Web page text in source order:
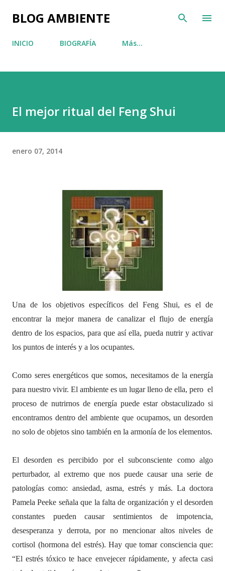
Ir al contenido principal
BLOG AMBIENTE
INICIO BIOGRAFÍA Más…
El mejor ritual del Feng Shui
enero 07, 2014
Una de los objetivos específicos del Feng Shui, es el de
encontrar la mejor manera de canalizar el flujo de energía
dentro de los espacios, para que así ella, pueda nutrir y activar
los puntos de interés y a los ocupantes.
Como seres energéticos que somos, necesitamos de la energía
para nuestro vivir. El ambiente es un lugar lleno de ella, pero el
proceso de nutrirnos de energía puede estar obstaculizado si
encontramos dentro del ambiente que ocupamos, un desorden
no solo de objetos sino también en la armonía de los elementos.
El desorden es percibido por el subconsciente como algo
perturbador, al extremo que nos puede causar una serie de
patologías como: ansiedad, asma, estrés y más. La doctora
Pamela Peeke señala que la falta de organización y el desorden
constantes pueden causar sentimientos de impotencia,
desesperanza y derrota, por no mencionar altos niveles de
cortisol (hormona del estrés). Hay que tomar consciencia que:
“El estrés tóxico te hace envejecer rápidamente, y afecta casi